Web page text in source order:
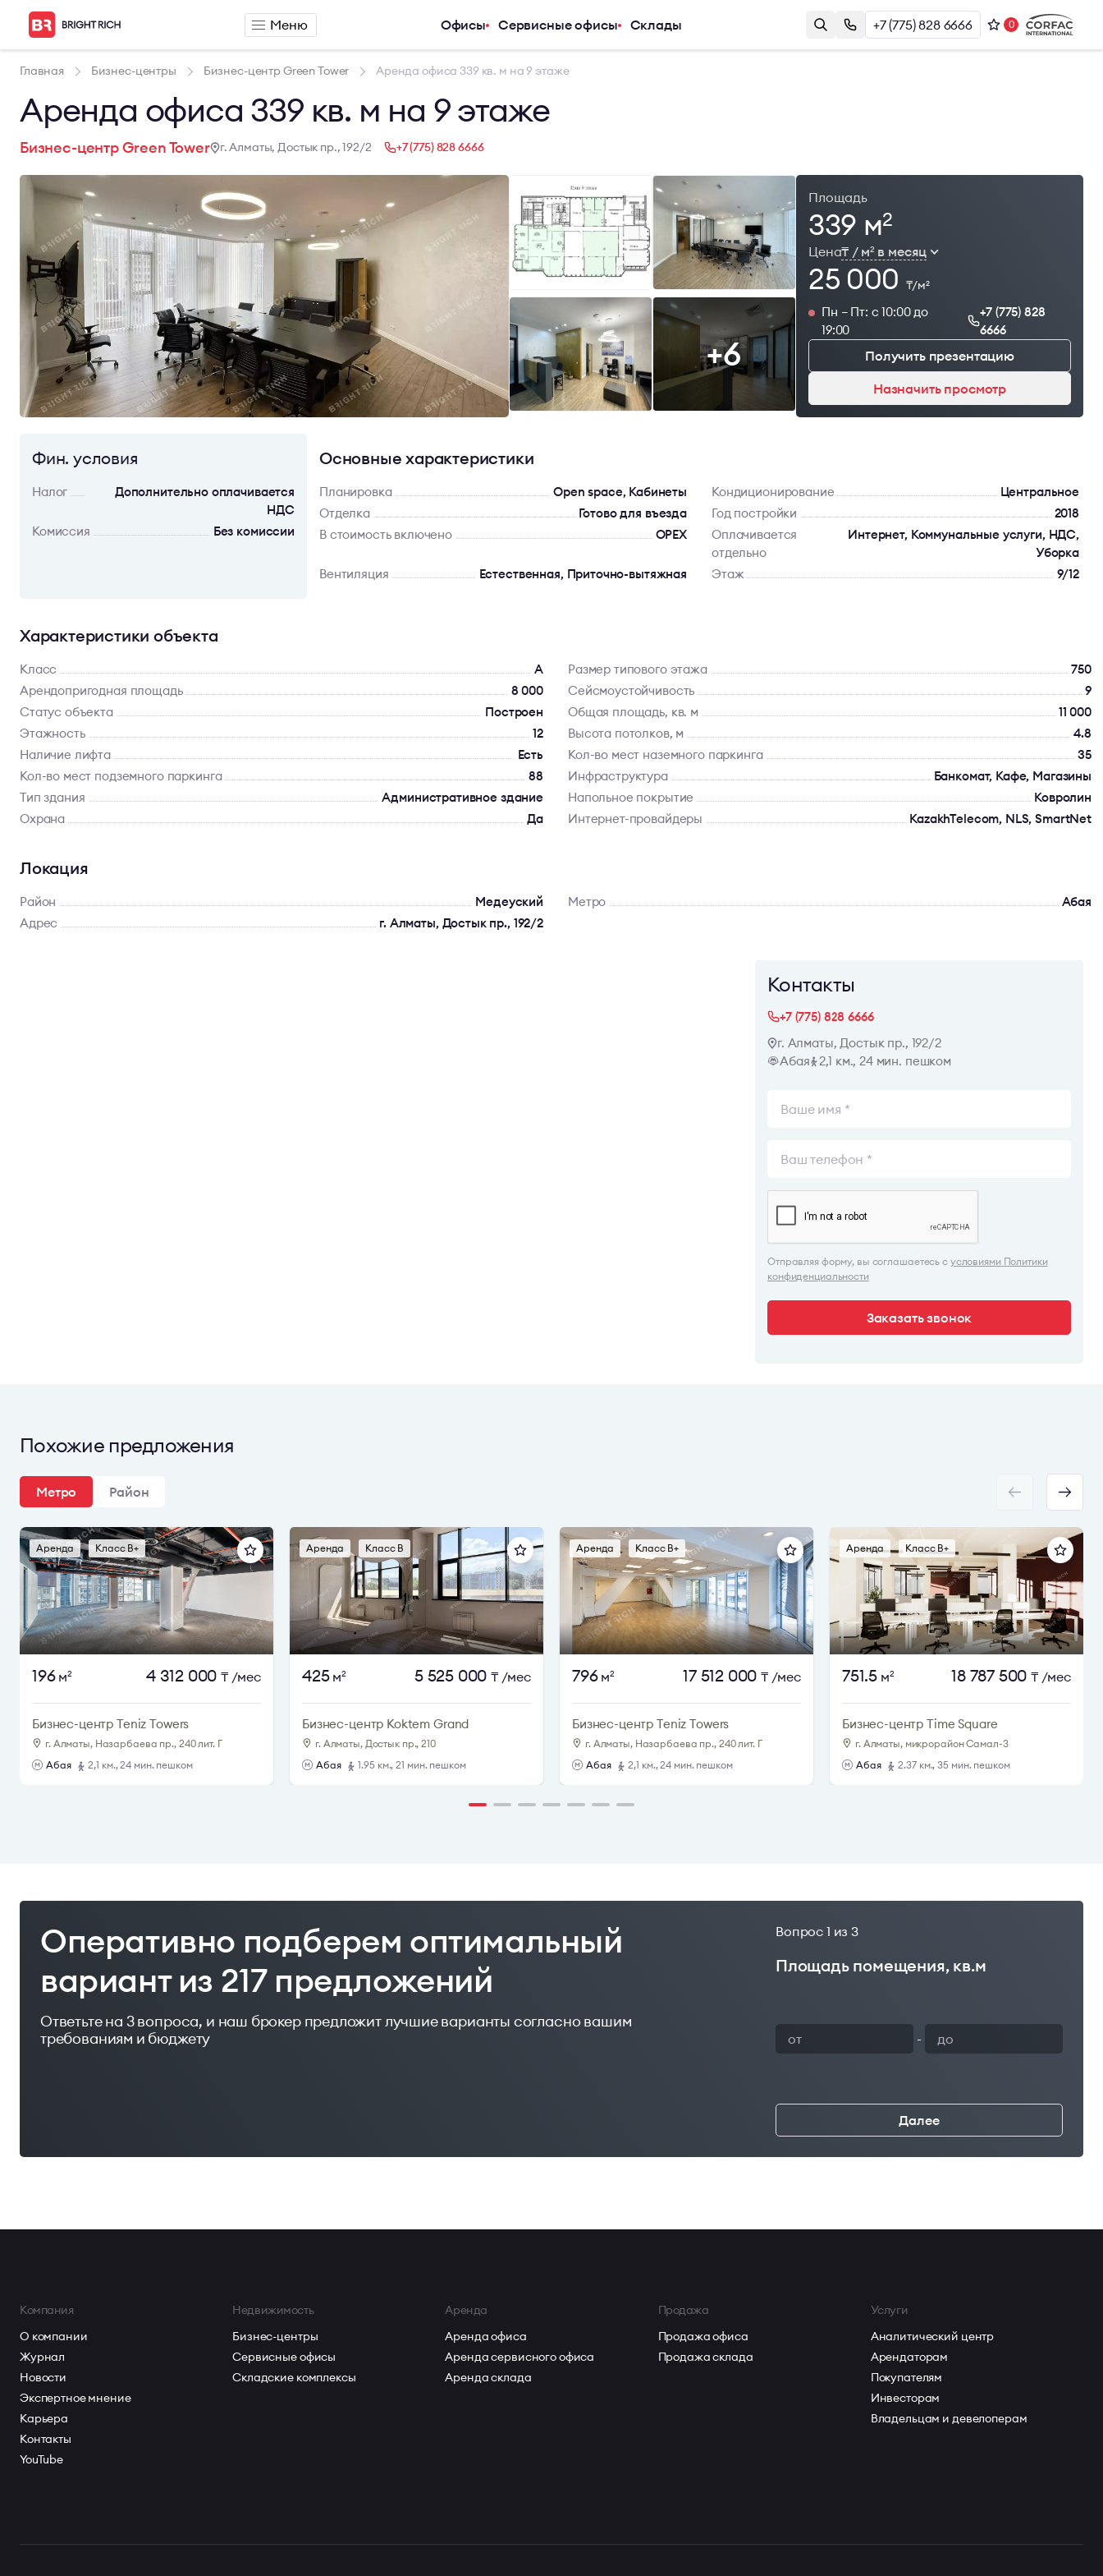
Меню Офисы Сервисные офисы Склады +7 (775) 828 6666 0
Главная Бизнес-центры Бизнес-центр Green Tower Аренда офиса 339 кв. м на 9 этаже
Аренда офиса 339 кв. м на 9 этаже
Бизнес-центр Green Tower г. Алматы, Достык пр., 192/2 +7 (775) 828 6666
+6
Площадь
339 м2
Цена₸ / м2в месяц
25 000 ₸/м2
Пн – Пт: с 10:00 до
19:00
+7 (775) 828
6666
Получить презентацию
Назначить просмотр
Фин. условия
Налог
Дополнительно оплачивается
НДС
Комиссия
Без комиссии
Основные характеристики
Планировка Open space, Кабинеты Кондиционирование
Центральное
Отделка
Готово для въезда Год постройки
2018
В стоимость включено
OPEX
Оплачивается
отдельно
Интернет, Коммунальные услуги, НДС,
Уборка
Вентиляция
Естественная, Приточно-вытяжная Этаж 9/12
Характеристики объекта
Класс A Размер типового этажа
750
Арендопригодная площадь
8 000 Сейсмоустойчивость
9
Статус объекта
Построен Общая площадь, кв. м
11 000
Этажность
12 Высота потолков, м
4.8
Наличие лифта
Есть Кол-во мест наземного паркинга
35
Кол-во мест подземного паркинга
88 Инфраструктура
Банкомат, Кафе, Магазины
Тип здания
Административное здание Напольное покрытие
Ковролин
Охрана
Да Интернет-провайдеры KazakhTelecom, NLS, SmartNet
Локация
Район Медеуский Метро
Абая
Адрес
г. Алматы, Достык пр., 192/2
Контакты
+7 (775) 828 6666
г. Алматы, Достык пр., 192/2
Абая
2,1 км., 24 мин. пешком
Отправляя форму, вы соглашаетесь с условиями Политики
конфиденциальности
Заказать звонок
Похожие предложения
Метро Район
Аренда Класс B+
196м2 4 312 000 ₸ /мес
Бизнес-центр Teniz Towers
г. Алматы, Назарбаева пр., 240 лит. Г
Абая
2,1 км., 24 мин. пешком
Аренда Класс B
425м2 5 525 000 ₸ /мес
Бизнес-центр Koktem Grand
г. Алматы, Достык пр., 210
Абая
1.95 км., 21 мин. пешком
Аренда Класс B+
796м2 17 512 000 ₸ /мес
Бизнес-центр Teniz Towers
г. Алматы, Назарбаева пр., 240 лит. Г
Абая
2,1 км., 24 мин. пешком
Аренда Класс B+
751.5 м2 18 787 500 ₸ /мес
Бизнес-центр Time Square
г. Алматы, микрорайон Самал-3
Абая
2.37 км., 35 мин. пешком
Оперативно подберем оптимальный
вариант из 217 предложений
Ответьте на 3 вопроса, и наш брокер предложит лучшие варианты согласно вашим
требованиям и бюджету
Вопрос 1 из 3
Площадь помещения, кв.м
-
Далее
Компания
О компании
Журнал
Новости
Экспертное мнение
Карьера
Контакты
YouTube
Недвижимость
Бизнес-центры
Сервисные офисы
Складские комплексы
Аренда
Аренда офиса
Аренда сервисного офиса
Аренда склада
Продажа
Продажа офиса
Продажа склада
Услуги
Аналитический центр
Арендаторам
Покупателям
Инвесторам
Владельцам и девелоперам
Аренда
Аренда офиса
Аренда сервисного офиса
Продажа
Продажа офиса
Продажа склада
Услуги
Аналитический центр
Арендаторам
Инвесторам
Владельцам и девелоперам
Компания
Карьера
Контакты
Контакты